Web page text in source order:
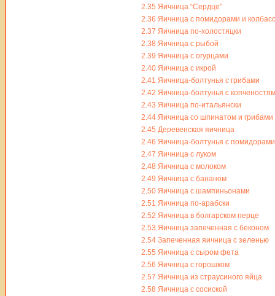
2.35 Яичница “Сердце”
2.36 Яичница с помидорами и
2.37 Яичница по-холостяцки
2.38 Яичница с рыбой
2.39 Яичница с огурцами
2.40Яичница с икрой
2.41 Яичница-болтунья с грибами
2.42 Яичница-болтунья с
2.43 Яичница по-итальянски
2.44Яичница со шпинатом и грибами
2.45 Деревенская яичница
2.46 Яичница-болтунья с помидорами
2.47 Яичница с луком
2.48 Яичница с молоком
2.49 Яичница с бананом
2.50Яичница с шампиньонами
2.51 Яичница по-арабски
2.52 Яичница в болгарском перце
2.53 Яичница запеченная с беконом
2.54Запеченная яичница с зеленью
2.55 Яичница с сыром фета
2.56 Яичница с горошком
2.57 Яичница из страусиного яйца
2.58 Яичница с сосиской